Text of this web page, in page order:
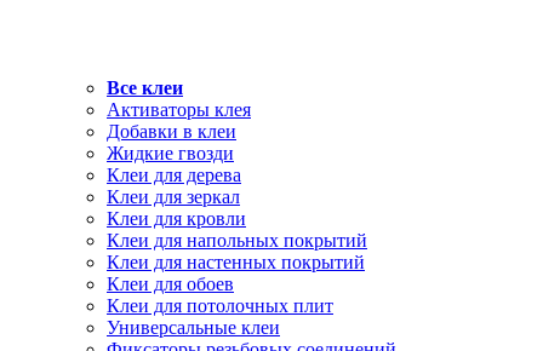
Все клеи
Активаторы клея
Добавки в клеи
Жидкие гвозди
Клеи для дерева
Клеи для зеркал
Клеи для кровли
Клеи для напольных покрытий
Клеи для настенных покрытий
Клеи для обоев
Клеи для потолочных плит
Универсальные клеи